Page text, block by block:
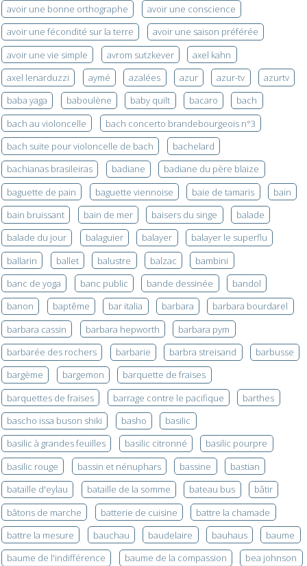
avoir une bonne orthographe
avoir une conscience
avoir une fécondité sur la terre
avoir une saison préférée
avoir une vie simple
avrom sutzkever
axel kahn
axel lenarduzzi
aymé azalées azur azur-tv
azurtv
baba yaga
baboulène baby quilt bacaro
bach
bach au violoncelle
bach concerto brandebourgeois n°3
bach suite pour violoncelle de bach
bachelard
bachianas brasileiras
badiane
badiane du père blaize
baguette de pain
baguette viennoise baie de tamaris
bain
bain bruissant
bain de mer baisers du singe
balade
balade du jour
balaguier balayer
balayer le superflu
ballarin
ballet balustre balzac
bambini
banc de yoga
banc public bande dessinée
bandol
banon
baptême bar italia barbara
barbara bourdarel
barbara cassin
barbara hepworth
barbara pym
barbarée des rochers
barbarie barbra streisand
barbusse
bargème
bargemon
barquette de fraises
barquettes de fraises
barrage contre le pacifique
barthes
bascho issa buson shiki
basho
basilic
basilic à grandes feuilles
basilic citronné
basilic pourpre
basilic rouge
bassin et nénuphars bassine
bastian
bataille d'eylau
bataille de la somme bateau bus
bâtir
bâtons de marche
batterie de cuisine
battre la chamade
battre la mesure
bauchau baudelaire bauhaus
baume
baume de l'indifférence
baume de la compassion
bea johnson